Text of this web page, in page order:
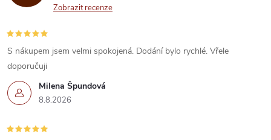
Zobrazit recenze
Milena Špundová
8.8.2026
S nákupem jsem velmi spokojená. Dodání bylo rychlé. Vřele
doporučuji